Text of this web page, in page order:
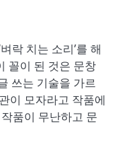
락 치는 소리’를 해
꼴이 된 것은 문창
쓰는 기술을 가르
이 모자라고 작품에
품이 무난하고 문